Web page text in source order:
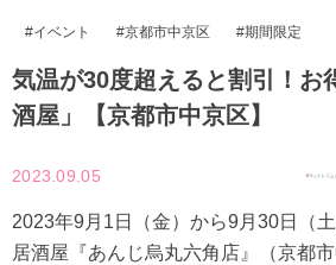
イベント 京都市中京区 期間限定
気温が30度超えると割引！お
酒屋」【京都市中京区】
2023.09.05
2023年9月1日（金）から9月30日（
居酒屋『あんじ烏丸六角店』（京都